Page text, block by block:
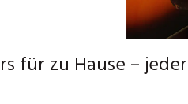
für zu Hause –